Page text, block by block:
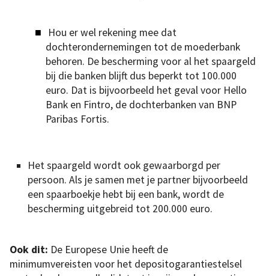
Hou er wel rekening mee dat
dochterondernemingen tot de moederbank
behoren. De bescherming voor al het spaargeld
bij die banken blijft dus beperkt tot 100.000
euro. Dat is bijvoorbeeld het geval voor Hello
Bank en Fintro, de dochterbanken van BNP
Paribas Fortis.
Het spaargeld wordt ook gewaarborgd per
persoon. Als je samen met je partner bijvoorbeeld
een spaarboekje hebt bij een bank, wordt de
bescherming uitgebreid tot 200.000 euro.
Ook dit: De Europese Unie heeft de
minimumvereisten voor het depositogarantiestelsel